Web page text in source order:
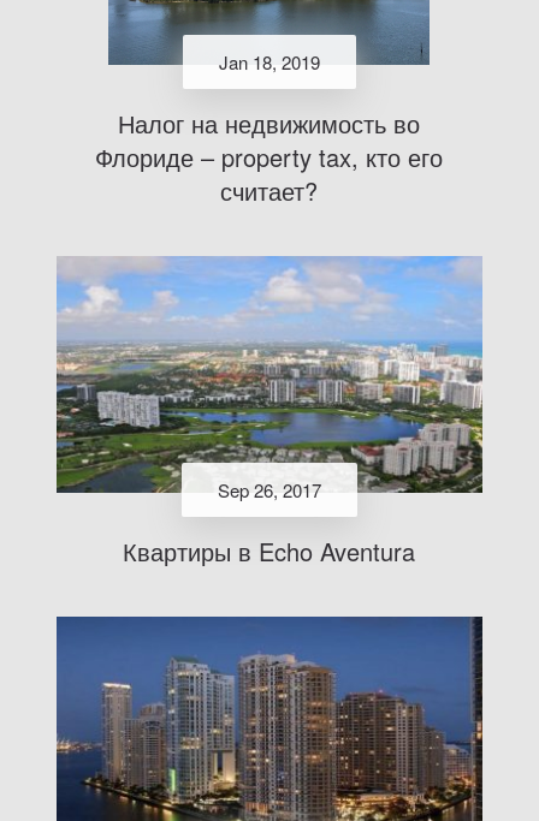
Jan 18, 2019
Налог на недвижимость во
Флориде – property tax, кто его
считает?
Sep 26, 2017
Квартиры в Echo Aventura